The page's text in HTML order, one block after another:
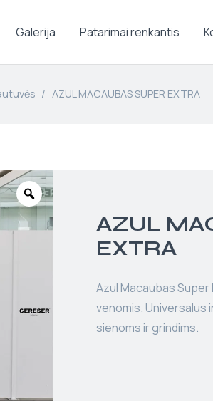
Galerija Patarimai renkantis
/ AZUL MACAUBAS SUPER EXTRA
AZUL
EXTRA
Azul Macaubas
venomis. Universalus
sienoms ir grindims.